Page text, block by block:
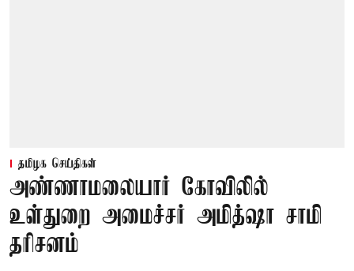
தமிழக செய்திகள்
அண்ணாமலையார் கோவிலில்
உள்துறை அமைச்சர் அமித்ஷா சாமி
தரிசனம்